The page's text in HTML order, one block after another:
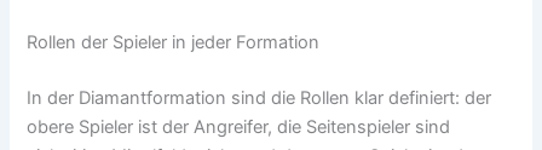
Rollen der Spieler in jeder Formation
In der Diamantformation sind die Rollen klar definiert: der
obere Spieler ist der Angreifer, die Seitenspieler sind